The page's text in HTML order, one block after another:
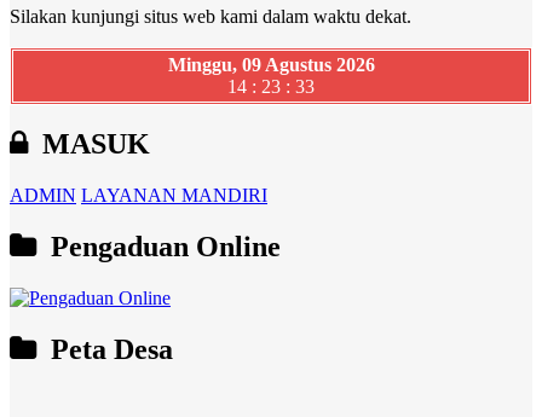
Silakan kunjungi situs web kami dalam waktu dekat.
Minggu, 09 Agustus 2026
14 : 23 : 34
MASUK
ADMIN LAYANAN MANDIRI
Pengaduan Online
Peta Desa